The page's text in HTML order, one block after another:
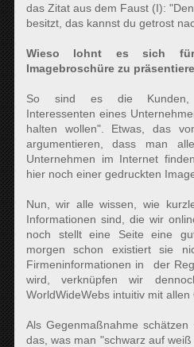
das Zitat aus dem Faust (I):
besitzt, das kannst du getrost
Wieso lohnt es sich
Imagebroschüre zu
So sind es die Kunden,
Interessenten eines
halten wollen". Etwas, das
argumentieren, dass man
Unternehmen im Internet
hier noch einer gedruckten
Nun, wir alle wissen, wie
Informationen sind, die wir
noch stellt eine Seite eine
morgen schon existiert sie
Firmeninformationen in der
wird, verknüpfen wir
WorldWideWebs intuitiv mit allen
Als Gegenmaßnahme schätzen
das, was man "schwarz auf